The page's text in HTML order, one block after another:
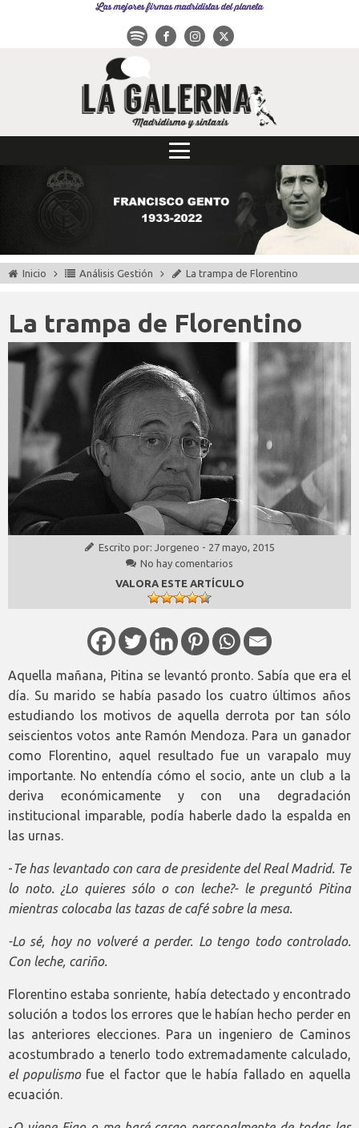
Las mejores firmas madridistas del planeta
Inicio Análisis Gestión La trampa de Florentino
La trampa de Florentino
Escrito por: Jorgeneo - 27 mayo, 2015
No hay comentarios
VALORA ESTE ARTÍCULO
Aquella mañana, Pitina se levantó pronto. Sabía que era el
día. Su marido se había pasado los cuatro últimos años
estudiando los motivos de aquella derrota por tan sólo
seiscientos votos ante Ramón Mendoza. Para un ganador
como Florentino, aquel resultado fue un varapalo muy
importante. No entendía cómo el socio, ante un club a la
deriva económicamente y con una degradación
institucional imparable, podía haberle dado la espalda en
las urnas.
-Te has levantado con cara de presidente del Real Madrid. Te
lo noto. ¿Lo quieres sólo o con leche?- le preguntó Pitina
mientras colocaba las tazas de café sobre la mesa.
-Lo sé, hoy no volveré a perder. Lo tengo todo controlado.
Con leche, cariño.
Florentino estaba sonriente, había detectado y encontrado
solución a todos los errores que le habían hecho perder en
las anteriores elecciones. Para un ingeniero de Caminos
acostumbrado a tenerlo todo extremadamente calculado,
el populismofue el factor que le había fallado en aquella
ecuación.